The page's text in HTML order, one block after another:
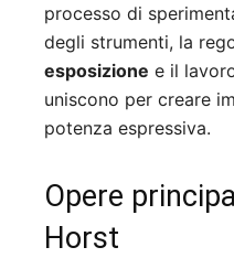
processo di
degli strumenti, la
esposizione e il
uniscono per creare
potenza espressiva.
Opere
Horst